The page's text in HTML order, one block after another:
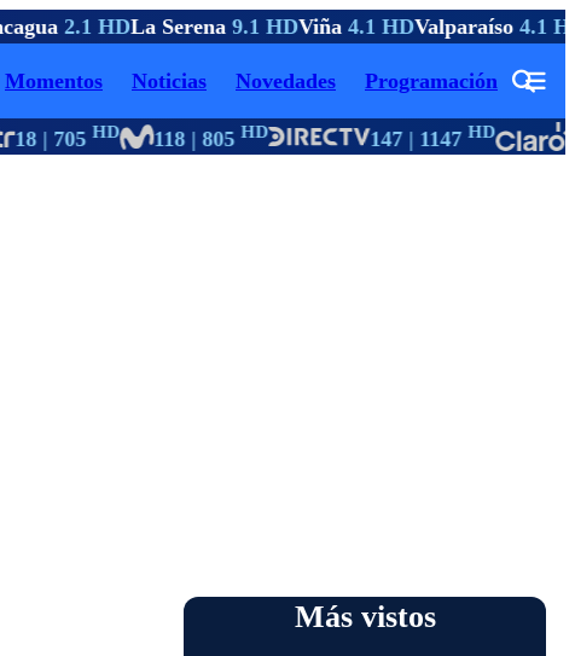
2.1 HDLa Serena9.1 HDViña4.1 HDValparaíso4.1 HD
Momentos Noticias Novedades Programación
18 | 705HD 118 | 805HD 147 | 1147HD
Más vistos